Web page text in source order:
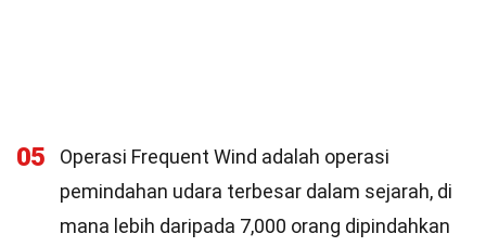
05
Operasi Frequent Wind adalah operasi
pemindahan udara terbesar dalam sejarah, di
mana lebih daripada 7,000 orang dipindahkan